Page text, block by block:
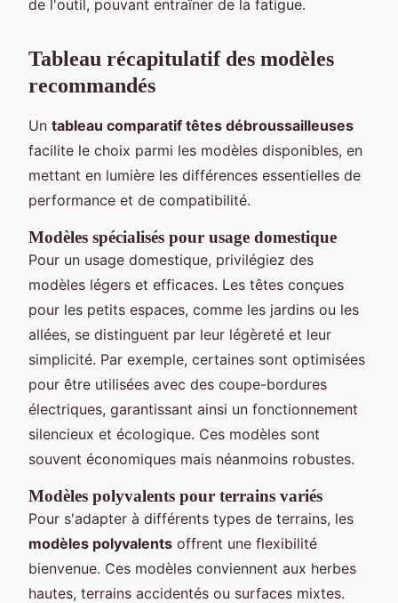
de l'outil, pouvant entraîner de la fatigue.
Tableau récapitulatif des modèles
recommandés
Un tableau comparatif têtes débroussailleuses
facilite le choix parmi les modèles disponibles, en
mettant en lumière les différences essentielles de
performance et de compatibilité.
Modèles spécialisés pour usage domestique
Pour un usage domestique, privilégiez des
modèles légers et efficaces. Les têtes conçues
pour les petits espaces, comme les jardins ou les
allées, se distinguent par leur légèreté et leur
simplicité. Par exemple, certaines sont optimisées
pour être utilisées avec des coupe-bordures
électriques, garantissant ainsi un fonctionnement
silencieux et écologique. Ces modèles sont
souvent économiques mais néanmoins robustes.
Modèles polyvalents pour terrains variés
Pour s'adapter à différents types de terrains, les
modèles polyvalents offrent une flexibilité
bienvenue. Ces modèles conviennent aux herbes
hautes, terrains accidentés ou surfaces mixtes.